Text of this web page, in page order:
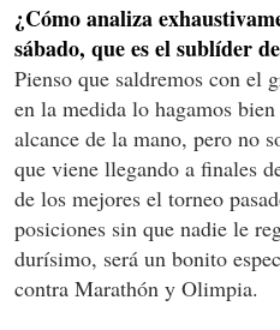
¿Cómo analiza
sábado, que es el sublíder
Pienso que saldremos con el
en la medida lo hagamos
alcance de la mano, pero no
que viene llegando a finales
de los mejores el torneo
posiciones sin que nadie le
durísimo, será un bonito
contra Marathón y Olimpia.